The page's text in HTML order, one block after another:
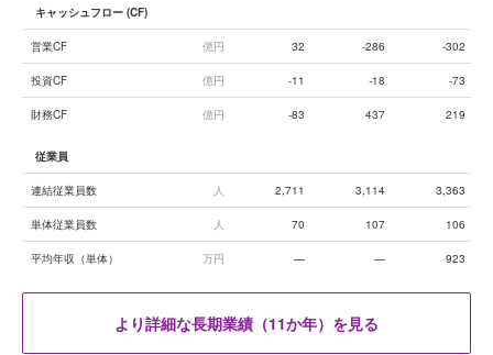
キャッシュフロー (CF)
営業CF 億円 32 -286 -302
投資CF 億円 -11 -18 -73
財務CF 億円 -83 437 219
従業員
連結従業員数 人 2,711 3,114 3,363
単体従業員数 人 70 107 106
平均年収（単体） 万円 — — 923
より詳細な長期業績（11か年）を見る